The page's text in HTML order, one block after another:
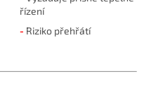
řízení
- Riziko přehřátí